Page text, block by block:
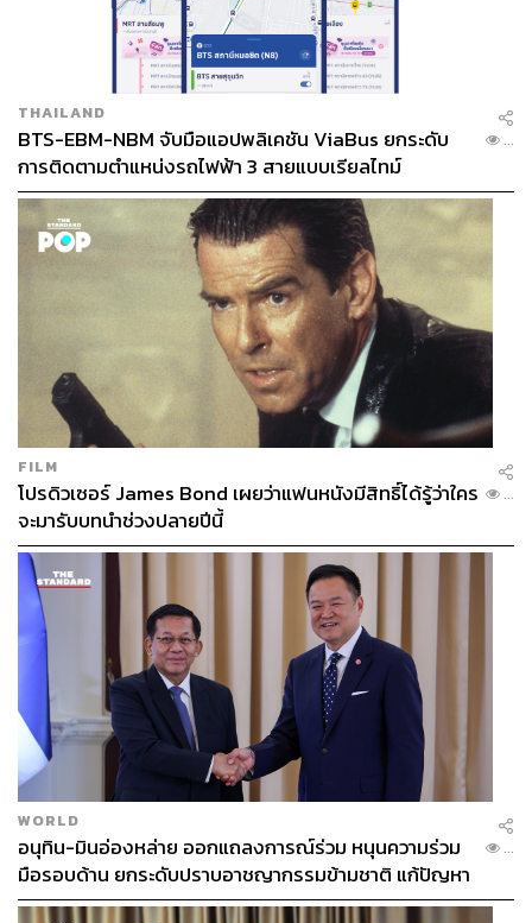
THAILAND
BTS-EBM-NBM จับมือแอปพลิเคชัน ViaBus ยกระดับ
การติดตามตำแหน่งรถไฟฟ้า 3 สายแบบเรียลไทม์
...
FILM
โปรดิวเซอร์ James Bond เผยว่าแฟนหนังมีสิทธิ์ได้รู้ว่าใคร
จะมารับบทนำช่วงปลายปีนี้
...
WORLD
อนุทิน-มินอ่องหล่าย ออกแถลงการณ์ร่วม หนุนความร่วม
มือรอบด้าน ยกระดับปราบอาชญากรรมข้ามชาติ แก้ปัญหา
หมอกควัน-มลพิษทางน้ำ
...